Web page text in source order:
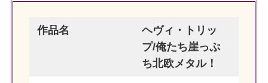
作品名
ヘヴィ・トリッ
プ/俺たち崖っぷ
ち北欧メタル！